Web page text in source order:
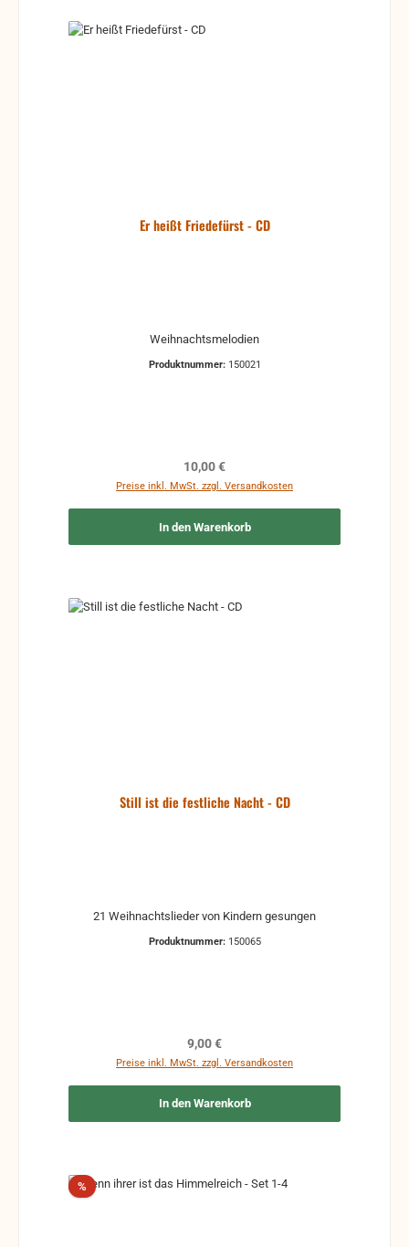
Er heißt Friedefürst - CD
Weihnachtsmelodien
Produktnummer: 150021
Regulärer Preis:
10,00 €
Preise inkl. MwSt. zzgl. Versandkosten
In den Warenkorb
Still ist die festliche Nacht - CD
21 Weihnachtslieder von Kindern gesungen
Produktnummer: 150065
Regulärer Preis:
9,00 €
Preise inkl. MwSt. zzgl. Versandkosten
In den Warenkorb
%Rabatt